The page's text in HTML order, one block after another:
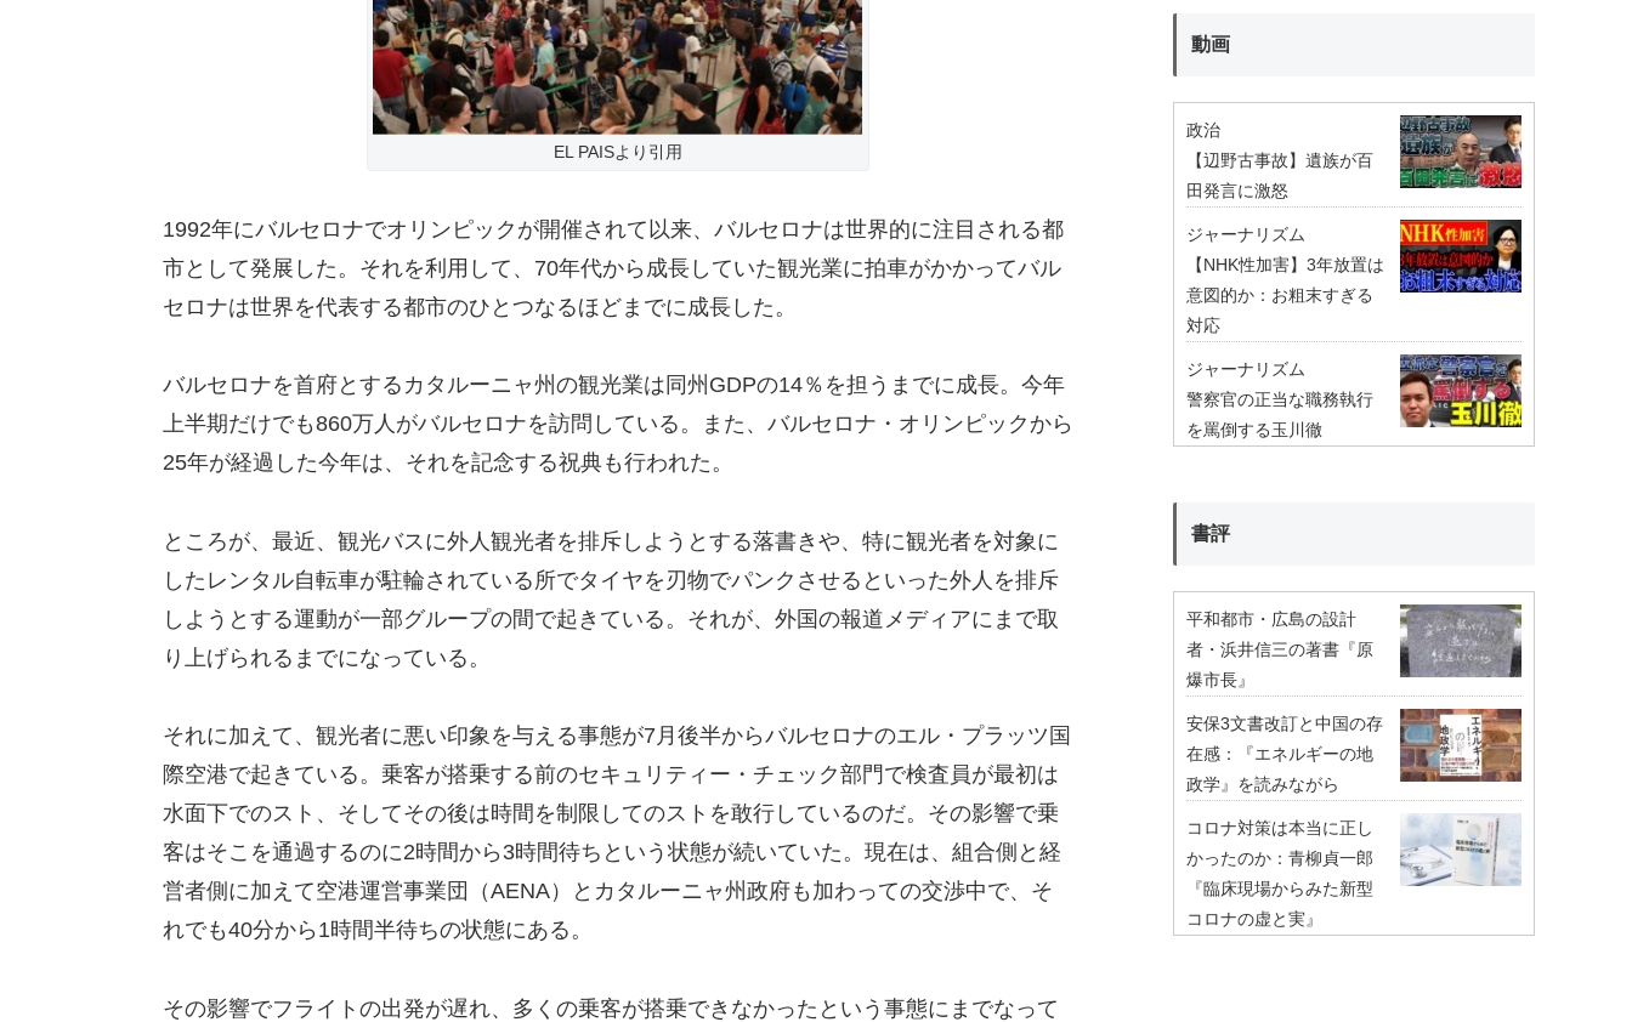
EL PAISより引用
1992年にバルセロナでオリンピックが開催されて以来、バルセロナは世界的に注目される都
市として発展した。それを利用して、70年代から成長していた観光業に拍車がかかってバル
セロナは世界を代表する都市のひとつなるほどまでに成長した。
バルセロナを首府とするカタルーニャ州の観光業は同州GDPの14％を担うまでに成長。今年
上半期だけでも860万人がバルセロナを訪問している。また、バルセロナ・オリンピックから
25年が経過した今年は、それを記念する祝典も行われた。
ところが、最近、観光バスに外人観光者を排斥しようとする落書きや、特に観光者を対象に
したレンタル自転車が駐輪されている所でタイヤを刃物でパンクさせるといった外人を排斥
しようとする運動が一部グループの間で起きている。それが、外国の報道メディアにまで取
り上げられるまでになっている。
それに加えて、観光者に悪い印象を与える事態が7月後半からバルセロナのエル・プラッツ国
際空港で起きている。乗客が搭乗する前のセキュリティー・チェック部門で検査員が最初は
水面下でのスト、そしてその後は時間を制限してのストを敢行しているのだ。その影響で乗
客はそこを通過するのに2時間から3時間待ちという状態が続いていた。現在は、組合側と経
営者側に加えて空港運営事業団（AENA）とカタルーニャ州政府も加わっての交渉中で、そ
れでも40分から1時間半待ちの状態にある。
その影響でフライトの出発が遅れ、多くの乗客が搭乗できなかったという事態にまでなって
動画
政治
【辺野古事故】遺族が百
田発言に激怒
ジャーナリズム
【NHK性加害】3年放置は
意図的か：お粗末すぎる
対応
ジャーナリズム
警察官の正当な職務執行
を罵倒する玉川徹
書評
平和都市・広島の設計
者・浜井信三の著書『原
爆市長』
安保3文書改訂と中国の存
在感：『エネルギーの地
政学』を読みながら
コロナ対策は本当に正し
かったのか：青柳貞一郎
『臨床現場からみた新型
コロナの虚と実』